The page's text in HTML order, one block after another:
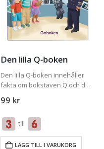
Den lilla Q-boken
Den lilla Q-boken innehåller
fakta om bokstaven Q och de
bokstavsmysteriet som den
möjliga av Den lilla Q-boken
bör du även…
99 kr
till
LÄGG TILL I VARUKORG